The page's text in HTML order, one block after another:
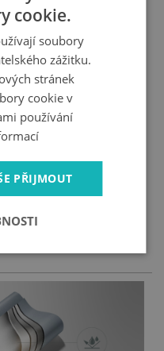
aplikaci
cookie.
soubory
zážitku.
stránek
cookie v
používání
PŘIJMOUT